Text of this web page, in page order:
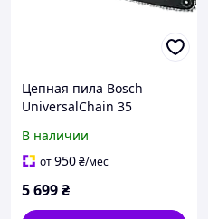
Цепная пила Bosch
UniversalChain 35
В наличии
от950₴/мес
5 699₴